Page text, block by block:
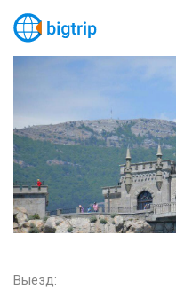
Выезд: